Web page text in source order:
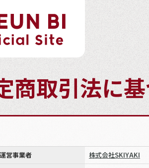
商取引法に
運営事業者 株式会社SKIYAKI